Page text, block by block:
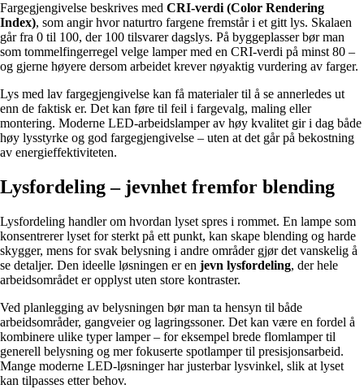
Fargegjengivelse beskrives med CRI-verdi (Color Rendering
Index), som angir hvor naturtro fargene fremstår i et gitt lys. Skalaen
går fra 0 til 100, der 100 tilsvarer dagslys. På byggeplasser bør man
som tommelfingerregel velge lamper med en CRI-verdi på minst 80 –
og gjerne høyere dersom arbeidet krever nøyaktig vurdering av farger.
Lys med lav fargegjengivelse kan få materialer til å se annerledes ut
enn de faktisk er. Det kan føre til feil i fargevalg, maling eller
montering. Moderne LED-arbeidslamper av høy kvalitet gir i dag både
høy lysstyrke og god fargegjengivelse – uten at det går på bekostning
av energieffektiviteten.
Lysfordeling – jevnhet fremfor blending
Lysfordeling handler om hvordan lyset spres i rommet. En lampe som
konsentrerer lyset for sterkt på ett punkt, kan skape blending og harde
skygger, mens for svak belysning i andre områder gjør det vanskelig å
se detaljer. Den ideelle løsningen er en jevn lysfordeling, der hele
arbeidsområdet er opplyst uten store kontraster.
Ved planlegging av belysningen bør man ta hensyn til både
arbeidsområder, gangveier og lagringssoner. Det kan være en fordel å
kombinere ulike typer lamper – for eksempel brede flomlamper til
generell belysning og mer fokuserte spotlamper til presisjonsarbeid.
Mange moderne LED-løsninger har justerbar lysvinkel, slik at lyset
kan tilpasses etter behov.